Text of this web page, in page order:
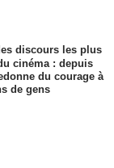
discours les plus
cinéma : depuis
du courage à
de gens